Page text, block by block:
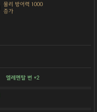
물리 방어력 1000
증가
엘레멘탈 번 +2